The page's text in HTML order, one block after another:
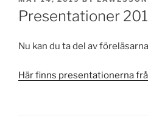
ON
Presentationer
Nu kan du ta del av
Här finns presentationerna